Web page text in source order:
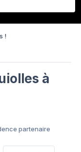
!
à
partenaire